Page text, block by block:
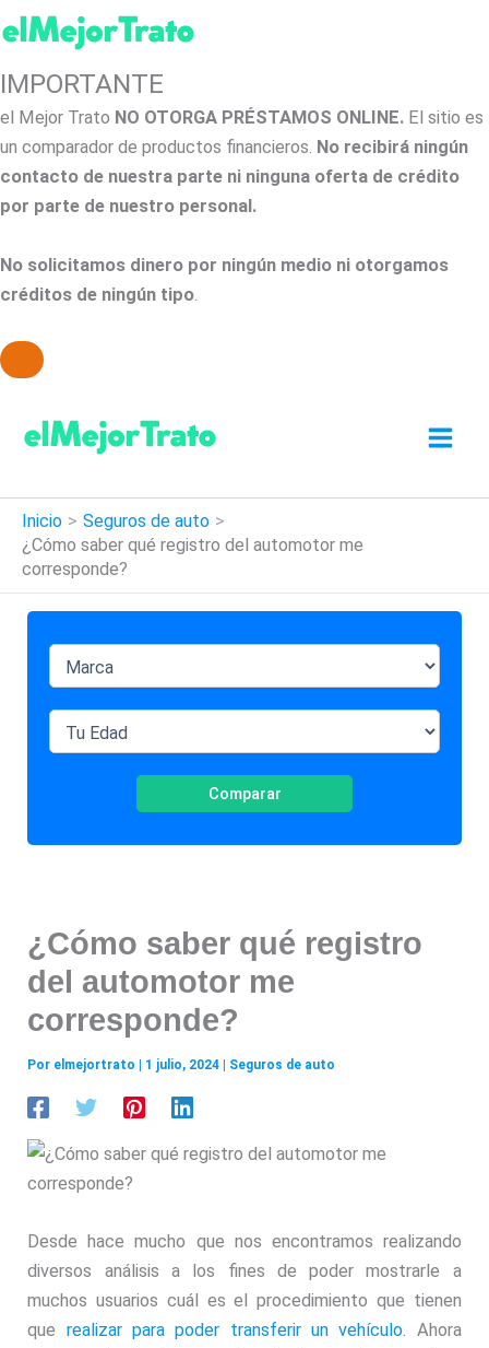
IMPORTANTE
el Mejor Trato NO OTORGA PRÉSTAMOS ONLINE. El sitio es
un comparador de productos financieros. No recibirá ningún
contacto de nuestra parte ni ninguna oferta de crédito
por parte de nuestro personal.
No solicitamos dinero por ningún medio ni otorgamos
créditos de ningún tipo.
contenido
Inicio
Seguros de auto
¿Cómo saber qué registro del automotor me
corresponde?
Comparar
¿Cómo saber qué registro
del automotor me
corresponde?
Por elmejortrato 1 julio, 2024 Seguros de auto
Desde hace mucho que nos encontramos realizando
diversos análisis a los fines de poder mostrarle a
muchos usuarios cuál es el procedimiento que tienen
que realizar para poder transferir un vehículo. Ahora